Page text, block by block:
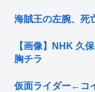
海賊王の左腕、死
【画像】NHK 久
胸チラ
仮面ライダー←コ